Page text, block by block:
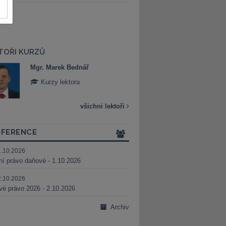
KURZŮ
Mgr. Marek Bednář
Kurzy lektora
všichni lektoři
právo daňové - 1.10.2026
právo 2026 - 2.10.2026
Archiv